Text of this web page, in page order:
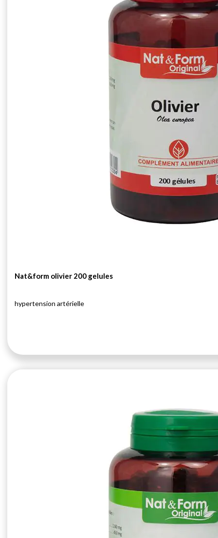
Nat&form olivier 200 gelules
hypertension artérielle